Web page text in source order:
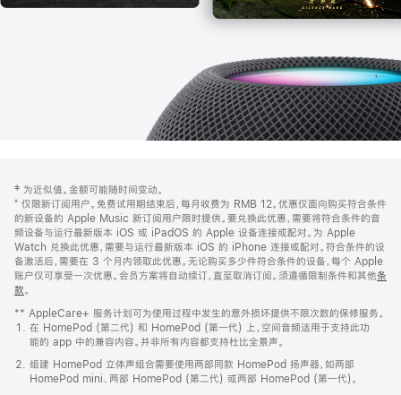
页
页
脚
注
‡ 为近似值。金额可能随时间变动。
⁺ 仅限新订阅用户。免费试用期结束后，每月收费为 RMB 12。优惠仅面向购买符合条件
的新设备的 Apple Music 新订阅用户限时提供。要兑换此优惠，需要将符合条件的音
频设备与运行最新版本 iOS 或 iPadOS 的 Apple 设备连接或配对。为 Apple
Watch 兑换此优惠，需要与运行最新版本 iOS 的 iPhone 连接或配对。符合条件的设
备激活后，需要在 3 个月内领取此优惠。无论购买多少件符合条件的设备，每个 Apple
账户仅可享受一次优惠。会员方案将自动续订，直至取消订阅。须遵循限制条件和其他条
款。
窗
口
中
打
开)
** AppleCare+ 服务计划可为使用过程中发生的意外损坏提供不限次数的保修服务。
在 HomePod (第二代) 和 HomePod (第一代) 上，空间音频适用于支持此功
能的 app 中的兼容内容。并非所有内容都支持杜比全景声。
组建 HomePod 立体声组合需要使用两部同款 HomePod 扬声器，如两部
HomePod mini、两部 HomePod (第二代) 或两部 HomePod (第一代)。